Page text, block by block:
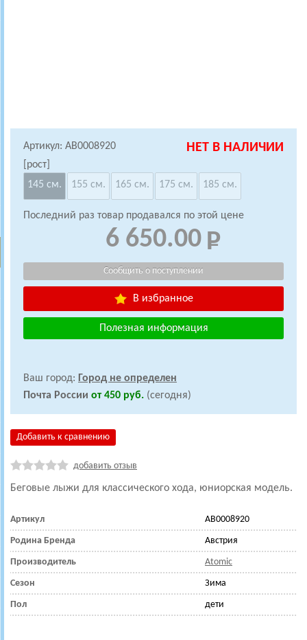
Артикул: AB0008920 НЕТ В НАЛИЧИИ
[рост]
145 см.
155 см. 165 см. 175 см. 185 см.
Последний раз товар продавался по этой цене
6 650.00
В избранное
Полезная информация
Ваш город: Город не определен
Почта России от 450 руб. (сегодня)
Добавить к сравнению
добавить отзыв
Беговые лыжи для классического хода, юниорская модель.
Артикул AB0008920
Родина Бренда Австрия
Производитель Atomic
Сезон Зима
Пол дети